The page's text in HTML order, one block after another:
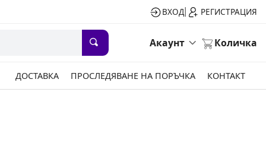
ВХОД РЕГИСТРАЦИЯ
Акаунт Количка
ДОСТАВКА ПРОСЛЕДЯВАНЕ НА ПОРЪЧКА КОНТАКТ